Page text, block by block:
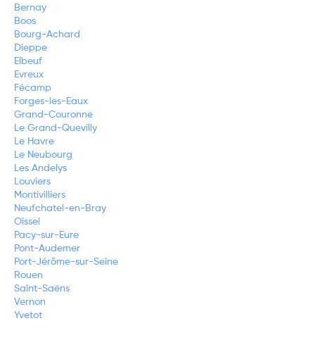
Bernay
Boos
Bourg-Achard
Dieppe
Elbeuf
Evreux
Fécamp
Forges-les-Eaux
Grand-Couronne
Le Grand-Quevilly
Le Havre
Le Neubourg
Les Andelys
Louviers
Montivilliers
Neufchatel-en-Bray
Oissel
Pacy-sur-Eure
Pont-Audemer
Port-Jérôme-sur-Seine
Rouen
Saint-Saëns
Vernon
Yvetot